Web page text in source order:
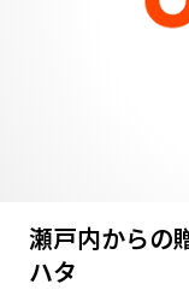
瀬戸内からの
ハタ